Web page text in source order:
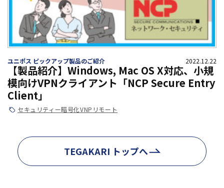
ユニポス ピックアップ製品のご紹介 2022.12.22
【製品紹介】Windows, Mac OS X対応、小規
模向けVPNクライアント「NCP Secure Entry
Client」
セキュリティー暗号化VNP リモート
TEGAKARI トップへ